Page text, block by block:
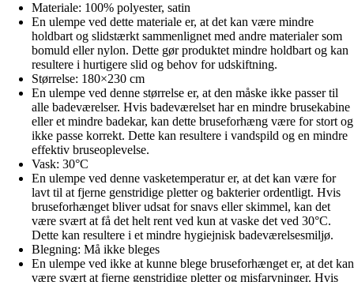
Materiale: 100% polyester, satin
En ulempe ved dette materiale er, at det kan være mindre
holdbart og slidstærkt sammenlignet med andre materialer som
bomuld eller nylon. Dette gør produktet mindre holdbart og kan
resultere i hurtigere slid og behov for udskiftning.
Størrelse: 180×230 cm
En ulempe ved denne størrelse er, at den måske ikke passer til
alle badeværelser. Hvis badeværelset har en mindre brusekabine
eller et mindre badekar, kan dette bruseforhæng være for stort og
ikke passe korrekt. Dette kan resultere i vandspild og en mindre
effektiv bruseoplevelse.
Vask: 30°C
En ulempe ved denne vasketemperatur er, at det kan være for
lavt til at fjerne genstridige pletter og bakterier ordentligt. Hvis
bruseforhænget bliver udsat for snavs eller skimmel, kan det
være svært at få det helt rent ved kun at vaske det ved 30°C.
Dette kan resultere i et mindre hygiejnisk badeværelsesmiljø.
Blegning: Må ikke bleges
En ulempe ved ikke at kunne blege bruseforhænget er, at det kan
være svært at fjerne genstridige pletter og misfarvninger. Hvis